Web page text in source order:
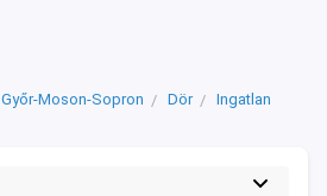
Győr-Moson-Sopron Dör
Ingatlan